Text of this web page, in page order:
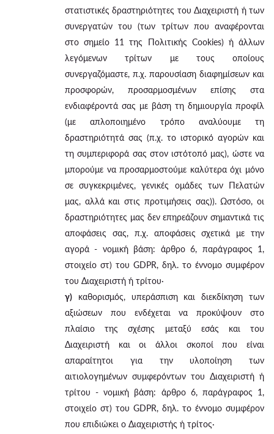
στατιστικές δραστηριότητες του Διαχειριστή ή των
συνεργατών του (των τρίτων που αναφέρονται
στο σημείο 11 της Πολιτικής Cookies) ή άλλων
λεγόμενων τρίτων με τους οποίους
συνεργαζόμαστε, π.χ. παρουσίαση διαφημίσεων και
προσφορών, προσαρμοσμένων επίσης στα
ενδιαφέροντά σας με βάση τη δημιουργία προφίλ
(με απλοποιημένο τρόπο αναλύουμε τη
δραστηριότητά σας (π.χ. το ιστορικό αγορών και
τη συμπεριφορά σας στον ιστότοπό μας), ώστε να
μπορούμε να προσαρμοστούμε καλύτερα όχι μόνο
σε συγκεκριμένες, γενικές ομάδες των Πελατών
μας, αλλά και στις προτιμήσεις σας)). Ωστόσο, οι
δραστηριότητες μας δεν επηρεάζουν σημαντικά τις
αποφάσεις σας, π.χ. αποφάσεις σχετικά με την
αγορά - νομική βάση: άρθρο 6, παράγραφος 1,
στοιχείο στ) του GDPR, δηλ. το έννομο συμφέρον
του Διαχειριστή ή τρίτου·
γ) καθορισμός, υπεράσπιση και διεκδίκηση των
αξιώσεων που ενδέχεται να προκύψουν στο
πλαίσιο της σχέσης μεταξύ εσάς και του
Διαχειριστή και οι άλλοι σκοποί που είναι
απαραίτητοι για την υλοποίηση των
αιτιολογημένων συμφερόντων του Διαχειριστή ή
τρίτου - νομική βάση: άρθρο 6, παράγραφος 1,
στοιχείο στ) του GDPR, δηλ. το έννομο συμφέρον
που επιδιώκει ο Διαχειριστής ή τρίτος·